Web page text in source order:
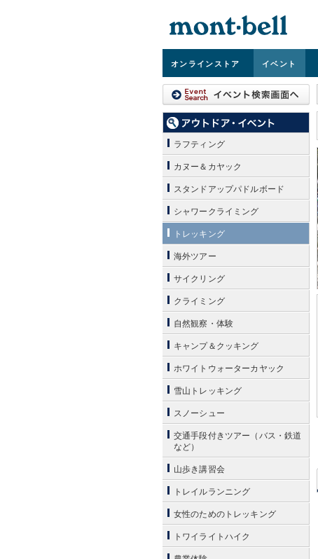
オンラインストア イベント
ラフティング
カヌー＆カヤック
スタンドアップパドルボード
シャワークライミング
トレッキング
海外ツアー
サイクリング
クライミング
自然観察・体験
キャンプ＆クッキング
ホワイトウォーターカヤック
雪山トレッキング
スノーシュー
交通手段付きツアー（バス・鉄道
など）
山歩き講習会
トレイルランニング
女性のためのトレッキング
トワイライトハイク